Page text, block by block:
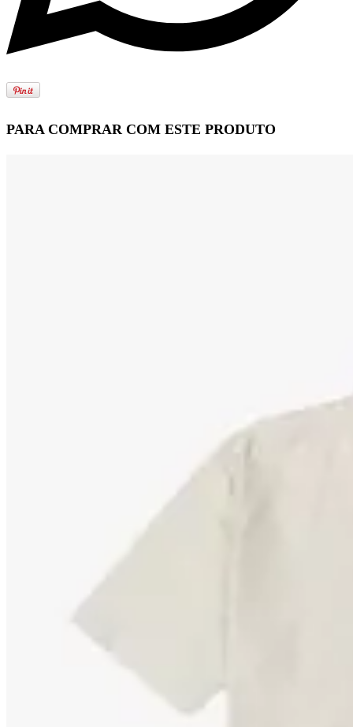
PARA COMPRAR COM ESTE PRODUTO